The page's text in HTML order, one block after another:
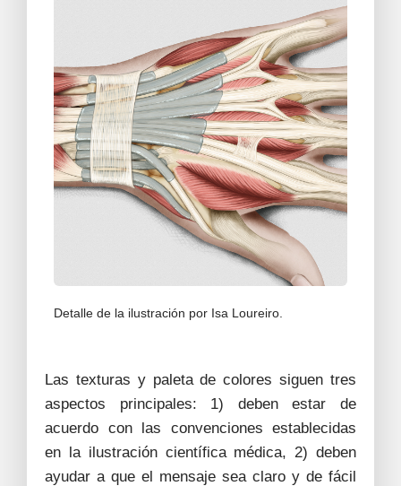
Detalle de la ilustración por Isa Loureiro.
Las texturas y paleta de colores siguen tres
aspectos principales: 1) deben estar de
acuerdo con las convenciones establecidas
en la ilustración científica médica, 2) deben
ayudar a que el mensaje sea claro y de fácil